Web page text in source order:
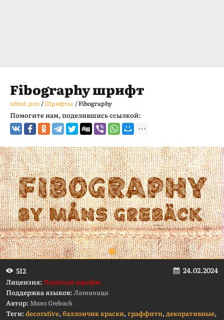
Fibography шрифт
xFont.pro /Шрифты /Fibography
Помогите нам, поделившись ссылкой:
512 24.02.2024
Лицензия:Платный шрифт
Поддержка языков:Латиница
Автор:Mans Greback
Теги:decorative,баллончик краски,граффити,декоративные,